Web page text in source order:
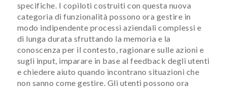
specifiche. I copiloti costruiti con questa nuova
categoria di funzionalità possono ora gestire in
modo indipendente processi aziendali complessi e
di lunga durata sfruttando la memoria e la
conoscenza per il contesto, ragionare sulle azioni e
sugli input, imparare in base al feedback degli utenti
e chiedere aiuto quando incontrano situazioni che
non sanno come gestire. Gli utenti possono ora